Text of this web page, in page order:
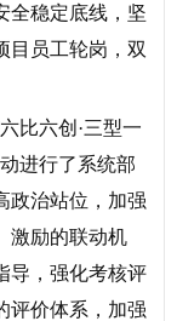
全稳定底线，坚
目员工轮岗，双
比六创·三型一
进行了系统部
政治站位，加强
激励的联动机
导，强化考核评
评价体系，加强